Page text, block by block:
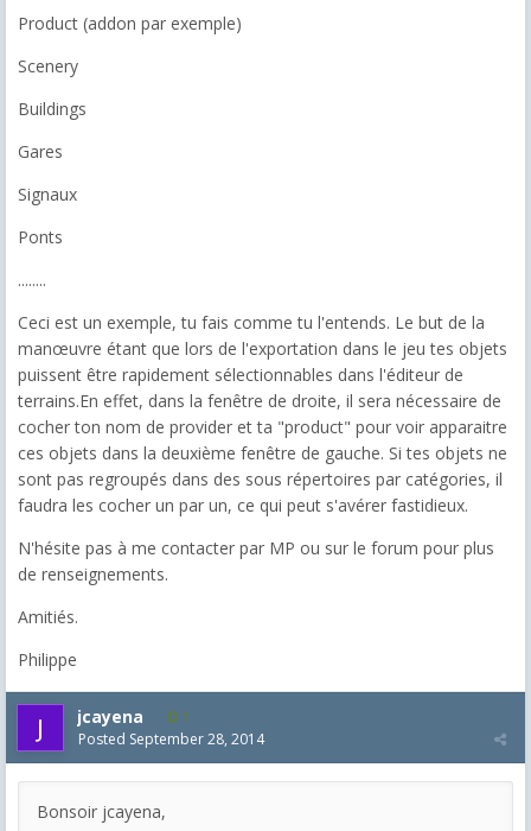
Product (addon par exemple)
Scenery
Buildings
Gares
Signaux
Ponts
........
Ceci est un exemple, tu fais comme tu l'entends. Le but de la
manœuvre étant que lors de l'exportation dans le jeu tes objets
puissent être rapidement sélectionnables dans l'éditeur de
terrains.En effet, dans la fenêtre de droite, il sera nécessaire de
cocher ton nom de provider et ta "product" pour voir apparaitre
ces objets dans la deuxième fenêtre de gauche. Si tes objets ne
sont pas regroupés dans des sous répertoires par catégories, il
faudra les cocher un par un, ce qui peut s'avérer fastidieux.
N'hésite pas à me contacter par MP ou sur le forum pour plus
de renseignements.
Amitiés.
Philippe
jcayena 1
Posted September 28, 2014
Bonsoir jcayena,